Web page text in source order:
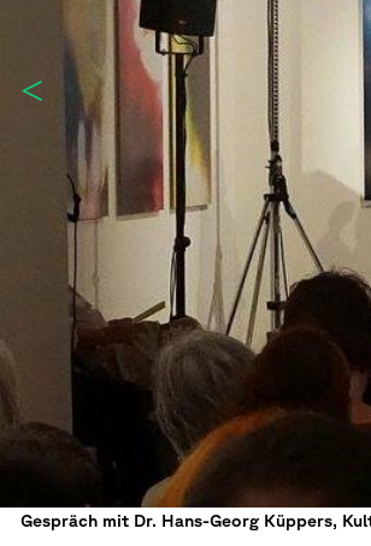
Gespräch mit Dr. Hans-Georg Küppers,